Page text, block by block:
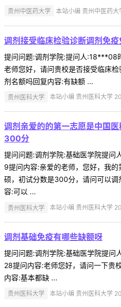
贵州中医药大学 本站小编 贵州中医药
调剂接受临床检验诊断调剂免
提问问题:调剂学院:提问人
老师您好，请问贵校是否接受临床
剂名额吗回复内容:有缺额 ...
贵州医科大学 本站小编 贵州医科大学
调剂亲爱的的第一志愿是中国
300分
提问问题:调剂学院:基础医学院提
9提问内容:亲爱的老师，您好，我
硕，初试分数是300分，请问可以
容:可以 ...
贵州医科大学 本站小编 贵州医科大学
调剂基础免疫有哪些缺额呀
提问问题:调剂学院:基础医学院提
28提问内容:老师您好，请问一下贵
内容:基本都缺 ...
贵州医科大学 本站小编 贵州医科大学